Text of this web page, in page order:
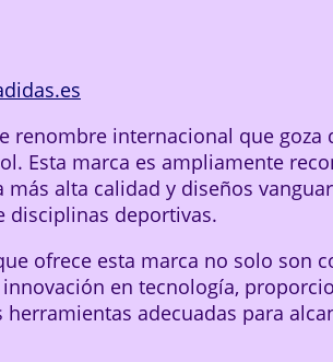
renombre internacional que goza
Esta marca es ampliamente
más alta calidad y diseños
disciplinas deportivas.
ofrece esta marca no solo son
en tecnología,
herramientas adecuadas para